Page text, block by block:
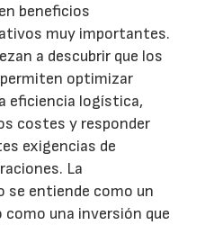
beneficios
muy importantes.
a descubrir que los
optimizar
eficiencia logística,
costes y responder
exigencias de
La
se entiende como un
una inversión que